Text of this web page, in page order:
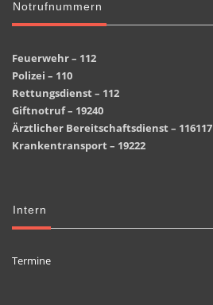
Notrufnummern
Feuerwehr – 112
Polizei – 110
Rettungsdienst – 112
Giftnotruf – 19240
Ärztlicher Bereitschaftsdienst – 116117
Krankentransport – 19222
Intern
Termine